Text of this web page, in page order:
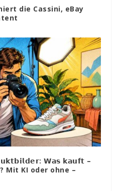
die Cassini, eBay
𝗪𝗮𝘀 𝗸𝗮𝘂𝗳𝘁 –
Mit KI oder ohne –